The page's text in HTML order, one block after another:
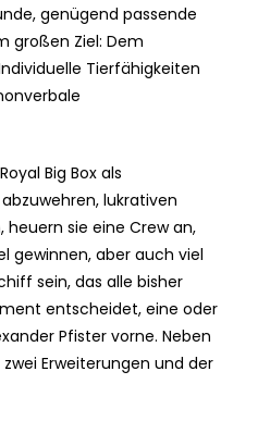
genügend passende
großen Ziel: Dem
Tierfähigkeiten
Big Box als
lukrativen
sie eine Crew an,
gewinnen, aber auch viel
sein, das alle bisher
entscheidet, eine oder
Pfister vorne. Neben
Erweiterungen und der